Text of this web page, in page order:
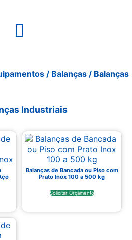
/ Balanças / Balanças
Industriais
Balanças de Bancada ou Piso com
Prato Inox 100 a 500 kg
Solicitar Orçamento